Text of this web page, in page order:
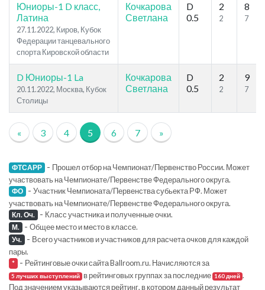
Юниоры-1 D класс,
Латина
27.11.2022, Киров, Кубок
Федерации танцевального
спорта Кировской области
Кочкарова
Светлана
D
0.5
2
2
8
7
D Юниоры-1 La
20.11.2022, Москва, Кубок
Столицы
Кочкарова
Светлана
D
0.5
2
2
9
7
« 3 4 5 6 7 »
ФТСАРР - Прошел отбор на Чемпионат/Первенство России. Может
участвовать на Чемпионате/Первенстве Федерального округа.
ФО - Участник Чемпионата/Первенства субьекта РФ. Может
участвовать на Чемпионате/Первенстве Федерального округа.
Кл. Оч. - Класс участника и полученные очки.
М. - Общее место и место в классе.
Уч. - Всего участников и участников для расчета очков для каждой
пары.
* - Рейтинговые очки сайта Ballroom.ru. Начисляются за
5 лучших выступлений в рейтинговых группах за последние 160 дней .
Под значением указываются рейтинг, в котором данный результат